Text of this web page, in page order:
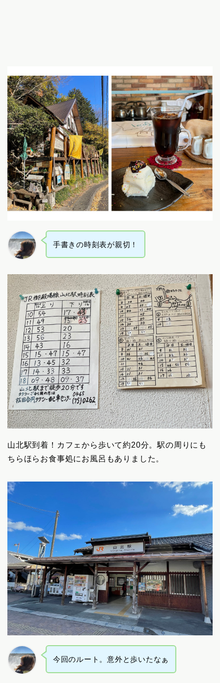
手書きの時刻表が親切！
山北駅到着！カフェから歩いて約20分。駅の周りにも
ちらほらお食事処にお風呂もありました。
今回のルート。意外と歩いたなぁ